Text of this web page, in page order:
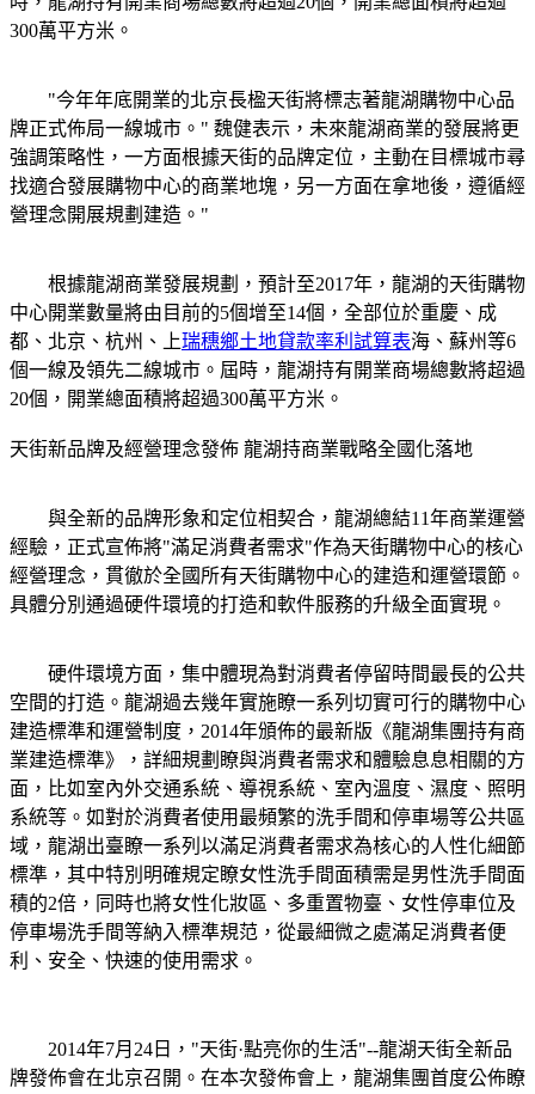
300萬平方米。
"今年年底開業的北京長楹天街將標志著龍湖購物中心品
牌正式佈局一線城市。" 魏健表示，未來龍湖商業的發展將更
強調策略性，一方面根據天街的品牌定位，主動在目標城市尋
找適合發展購物中心的商業地塊，另一方面在拿地後，遵循經
營理念開展規劃建造。"
根據龍湖商業發展規劃，預計至2017年，龍湖的天街購物
中心開業數量將由目前的5個增至14個，全部位於重慶、成
都、北京、杭州、上瑞穗鄉土地貸款率利試算表海、蘇州等6
個一線及領先二線城市。屆時，龍湖持有開業商場總數將超過
20個，開業總面積將超過300萬平方米。
天街新品牌及經營理念發佈 龍湖持商業戰略全國化落地
與全新的品牌形象和定位相契合，龍湖總結11年商業運營
經驗，正式宣佈將"滿足消費者需求"作為天街購物中心的核心
經營理念，貫徹於全國所有天街購物中心的建造和運營環節。
具體分別通過硬件環境的打造和軟件服務的升級全面實現。
硬件環境方面，集中體現為對消費者停留時間最長的公共
空間的打造。龍湖過去幾年實施瞭一系列切實可行的購物中心
建造標準和運營制度，2014年頒佈的最新版《龍湖集團持有商
業建造標準》，詳細規劃瞭與消費者需求和體驗息息相關的方
面，比如室內外交通系統、導視系統、室內溫度、濕度、照明
系統等。如對於消費者使用最頻繁的洗手間和停車場等公共區
域，龍湖出臺瞭一系列以滿足消費者需求為核心的人性化細節
標準，其中特別明確規定瞭女性洗手間面積需是男性洗手間面
積的2倍，同時也將女性化妝區、多重置物臺、女性停車位及
停車場洗手間等納入標準規范，從最細微之處滿足消費者便
利、安全、快速的使用需求。
2014年7月24日，"天街·點亮你的生活"--龍湖天街全新品
牌發佈會在北京召開。在本次發佈會上，龍湖集團首度公佈瞭